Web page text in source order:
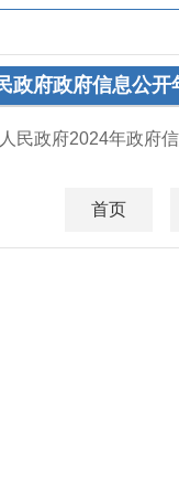
政府政府信息公开
民政府2024年政府
首页